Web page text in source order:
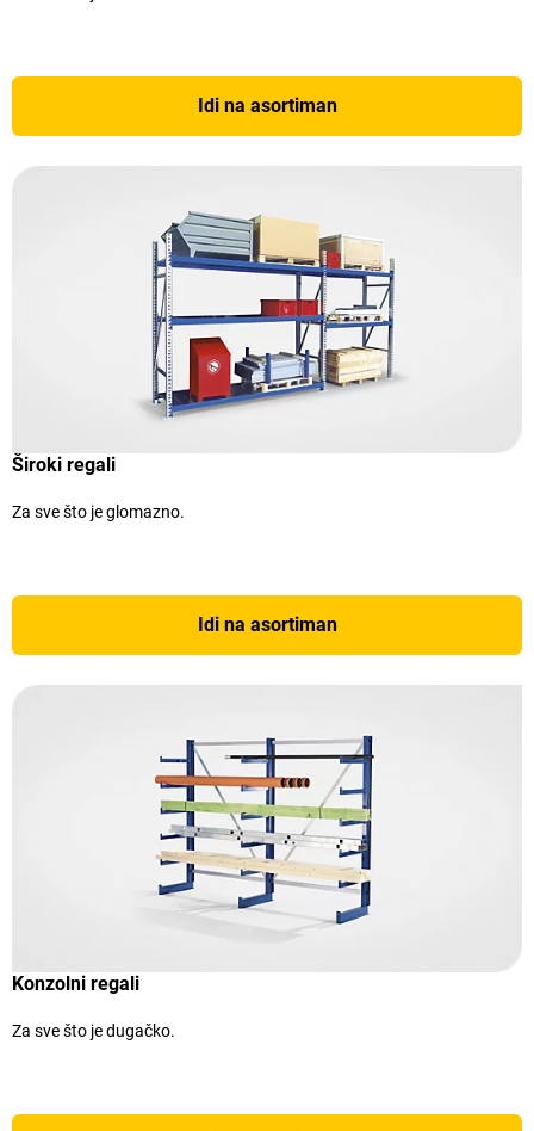
Idi na asortiman
Široki regali
Za sve što je glomazno.
Idi na asortiman
Konzolni regali
Za sve što je dugačko.